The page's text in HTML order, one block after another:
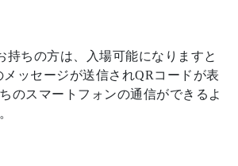
持ちの方は、入場可能になりますと
ッセージが送信されQRコードが表
のスマートフォンの通信ができるよ